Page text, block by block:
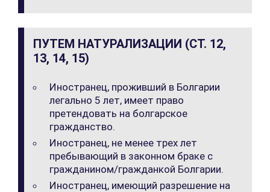
ПУТЕМ НАТУРАЛИЗАЦИИ (СТ. 12,
13, 14, 15)
Иностранец, проживший в Болгарии
легально 5 лет, имеет право
претендовать на болгарское
гражданство.
Иностранец, не менее трех лет
пребывающий в законном браке с
гражданином/гражданкой Болгарии.
Иностранец, имеющий разрешение на